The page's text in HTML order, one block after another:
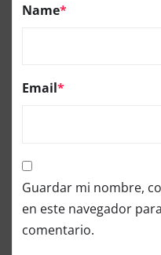
Name*
Email*
Guardar mi nombre,
en este navegador
comentario.